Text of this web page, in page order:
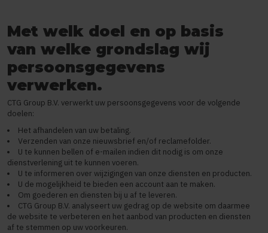
Met welk doel en op basis
van welke grondslag wij
persoonsgegevens
verwerken.
CTG Group B.V. verwerkt uw persoonsgegevens voor de volgende
doelen:
Het afhandelen van uw betaling.
Verzenden van onze nieuwsbrief en/of reclamefolder.
U te kunnen bellen of e-mailen indien dit nodig is om onze
dienstverlening uit te kunnen voeren.
U te informeren over wijzigingen van onze diensten en producten.
U de mogelijkheid te bieden een account aan te maken.
Om goederen en diensten bij u af te leveren.
CTG Group B.V. analyseert uw gedrag op de website om daarmee
de website te verbeteren en het aanbod van producten en diensten
af te stemmen op uw voorkeuren.